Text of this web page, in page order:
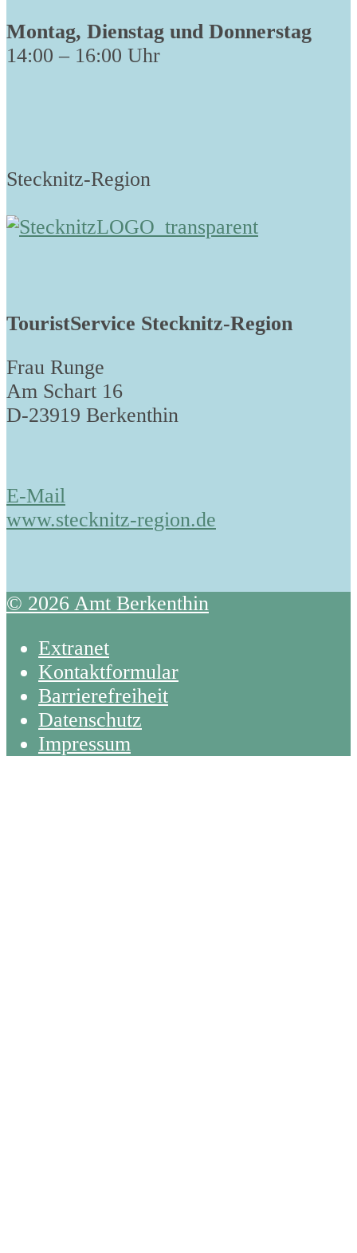
Montag, Dienstag und Donnerstag
14:00 – 16:00 Uhr
Stecknitz-Region
TouristService Stecknitz-Region
Frau Runge
Am Schart 16
D-23919 Berkenthin
E-Mail
www.stecknitz-region.de
© 2026 Amt Berkenthin
Extranet
Kontaktformular
Barrierefreiheit
Datenschutz
Impressum